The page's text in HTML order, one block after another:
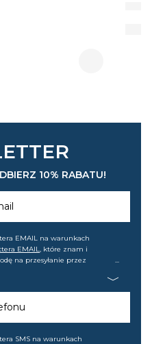
10% RABATU!
EMAIL na warunkach
EMAIL, które znam i
na przesyłanie przez
Wiem, że mogę tę zgodę w
SMS na warunkach